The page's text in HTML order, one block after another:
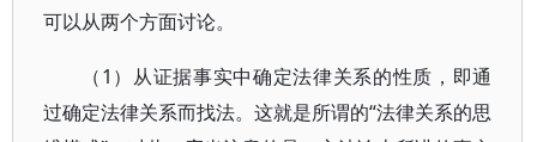
可以从两个方面讨论。
（1）从证据事实中确定法律关系的性质，即通
过确定法律关系而找法。这就是所谓的“法律关系的思